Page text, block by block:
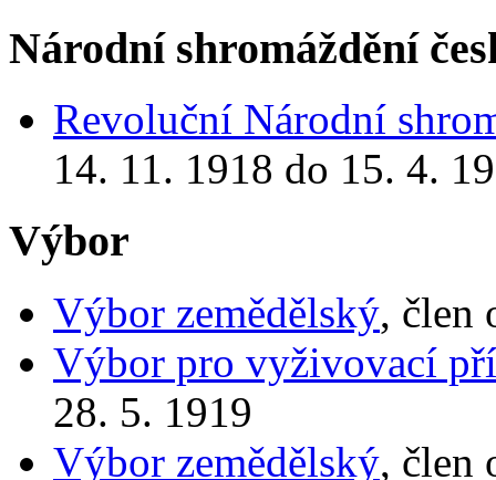
Národní shromáždění
Revoluční Národní
14. 11. 1918 do 15. 4.
Výbor
Výbor zemědělský, člen
Výbor pro vyživovací
28. 5. 1919
Výbor zemědělský, člen